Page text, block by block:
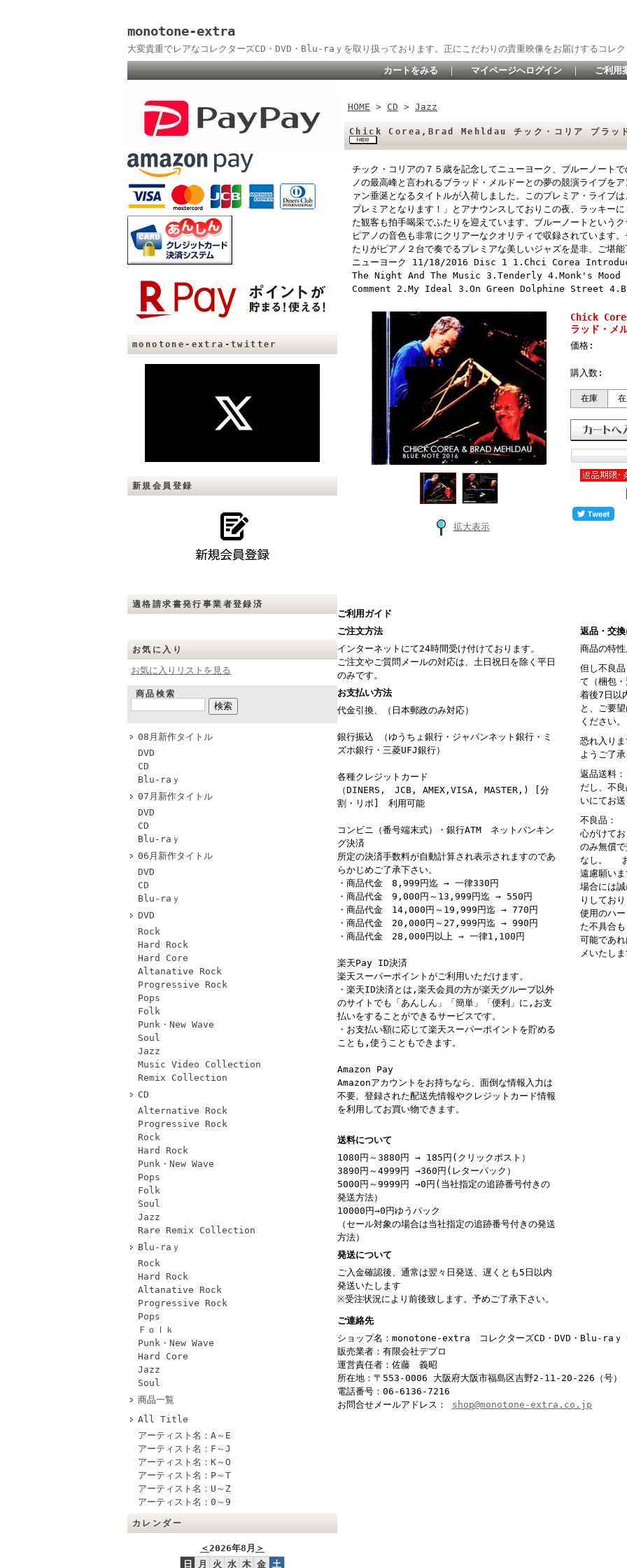
monotone-extra
大変貴重でレアなコレクターズCD・DVD・Blu-raｙを取り扱っております。正にこだわりの貴重映像をお届けするコレク
カートをみる ｜ マイページへログイン ｜ ご利用
monotone-extra-twitter
新規会員登録
適格請求書発行事業者登録済
お気に入り
お気に入りリストを見る
商品検索
08月新作タイトル
DVD
CD
Blu-raｙ
07月新作タイトル
DVD
CD
Blu-raｙ
06月新作タイトル
DVD
CD
Blu-raｙ
DVD
Rock
Hard Rock
Hard Core
Altanative Rock
Progressive Rock
Pops
Folk
Punk・New Wave
Soul
Jazz
Music Video Collection
Remix Collection
CD
Alternative Rock
Progressive Rock
Rock
Hard Rock
Punk・New Wave
Pops
Folk
Soul
Jazz
Rare Remix Collection
Blu-raｙ
Rock
Hard Rock
Altanative Rock
Progressive Rock
Pops
Ｆｏｌｋ
Punk・New Wave
Hard Core
Jazz
Soul
商品一覧
All Title
アーティスト名：A～E
アーティスト名：F～J
アーティスト名：K～O
アーティスト名：P～T
アーティスト名：U～Z
アーティスト名：0～9
カレンダー
＜2026年8月 ＞
日
月 火 水 木 金 土
HOME > CD > Jazz
Chick Corea,Brad Mehldau チック・コリア ブラッ
チック・コリアの７５歳を記念してニューヨーク、ブルーノート
ノの最高峰と言われるブラッド・メルドーとの夢の競演ライブを
ァン垂涎となるタイトルが入荷しました。このプレミア・ライブ
プレミアとなります！」とアナウンスしておりこの夜、ラッキー
た観客も拍手喝采でふたりを迎えています。ブルーノートという
ピアノの音色も非常にクリアーなクオリティで収録されています
たりがピアノ２台で奏でるプレミアな美しいジャズを是非、ご堪
ニューヨーク 11/18/2016 Disc 1 1.Chci Corea
The Night And The Music 3.Tenderly 4.Monk's Mood
Comment 2.My Ideal 3.On Green Dolphine Street
拡大表示
Chick
ラッド・メ
価格:
購入数:
在庫
ご利用ガイド
ご注文方法
インターネットにて24時間受け付けております。
ご注文やご質問メールの対応は、土日祝日を除く平日
のみです。
お支払い方法
代金引換、（日本郵政のみ対応）
銀行振込 （ゆうちょ銀行・ジャパンネット銀行・ミ
ズホ銀行・三菱UFJ銀行）
各種クレジットカード
（DINERS, JCB, AMEX,VISA, MASTER,) [分
割・リボ] 利用可能
コンビニ（番号端末式）・銀行ATM ネットバンキン
グ決済
所定の決済手数料が自動計算され表示されますのであ
らかじめご了承下さい。
・商品代金 8,999円迄 → 一律330円
・商品代金 9,000円～13,999円迄 → 550円
・商品代金 14,000円～19,999円迄 → 770円
・商品代金 20,000円～27,999円迄 → 990円
・商品代金 28,000円以上 → 一律1,100円
楽天Pay ID決済
楽天スーパーポイントがご利用いただけます。
・楽天ID決済とは,楽天会員の方が楽天グループ以外
のサイトでも「あんしん」「簡単」「便利」に,お支
払いをすることができるサービスです。
・お支払い額に応じて楽天スーパーポイントを貯める
ことも,使うこともできます。
Amazon Pay
Amazonアカウントをお持ちなら、面倒な情報入力は
不要。登録された配送先情報やクレジットカード情報
を利用してお買い物できます。
送料について
1080円～3880円 → 185円(クリックポスト）
3890円～4999円 →360円(レターパック）
5000円～9999円 →0円(当社指定の追跡番号付きの
発送方法）
10000円→0円ゆうパック
（セール対象の場合は当社指定の追跡番号付きの発送
方法）
発送について
ご入金確認後、通常は翌々日発送、遅くとも5日以内
発送いたします
※受注状況により前後致します。予めご了承下さい。
返品・交
商品の特
但し不良
て（梱包
着後7日以
と、ご要
ください。
恐れ入り
ようご了
返品送料
だし、不
いにてお
不良品：
心がけて
のみ無償
なし。 お
遠慮願い
場合には
りしてお
使用のハ
た不具合
可能であ
メいたし
ご連絡先
ショップ名：monotone-extra コレクターズCD・DVD・Blu-raｙ
販売業者：有限会社デプロ
運営責任者：佐藤 義昭
所在地：〒553-0006 大阪府大阪市福島区吉野2-11-20-226（号）
電話番号：06-6136-7216
お問合せメールアドレス： shop@monotone-extra.co.jp